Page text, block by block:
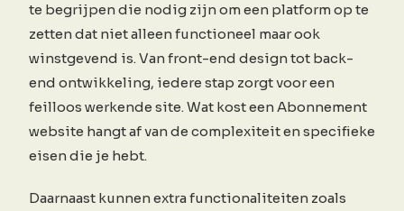
te begrijpen die nodig zijn om een platform op te
zetten dat niet alleen functioneel maar ook
winstgevend is. Van front-end design tot back-
end ontwikkeling, iedere stap zorgt voor een
feilloos werkende site. Wat kost een Abonnement
website hangt af van de complexiteit en specifieke
eisen die je hebt.
Daarnaast kunnen extra functionaliteiten zoals